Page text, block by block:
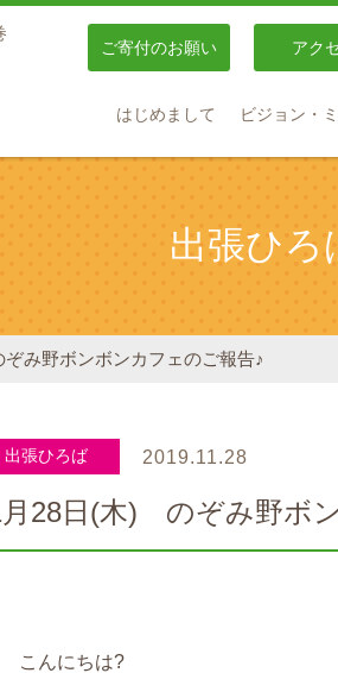
ご寄付のお願い アク
はじめまして ビジョン・
出張ひろ
み野ボンボンカフェのご報告♪
出張ひろば 2019.11.28
28日(木) のぞみ野ボ
こんにちは?